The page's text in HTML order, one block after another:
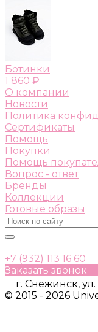
Ботинки
1 860 ₽
О компании
Новости
Политика
Сертификаты
Помощь
Покупки
Помощь
Вопрос - ответ
Бренды
Коллекции
Готовые образы
+7 (932) 113 16 60
Заказать звонок
г. Снежинск,
© 2015 - 2026